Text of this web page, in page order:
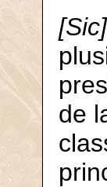
[Sic]
de